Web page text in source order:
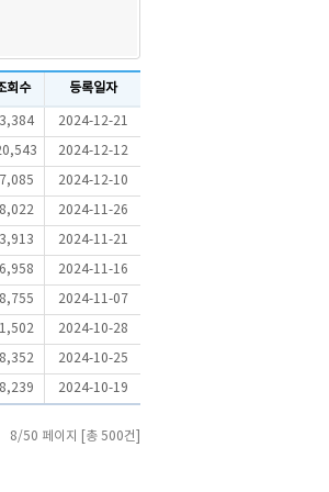
회수 등록일자
2024-12-21
2024-12-12
2024-12-10
2024-11-26
2024-11-21
2024-11-16
2024-11-07
2024-10-28
2024-10-25
2024-10-19
8/50 페이지 [총 500건]